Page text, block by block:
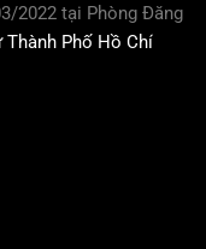
2022 tại Phòng Đăng
Phố Hồ Chí